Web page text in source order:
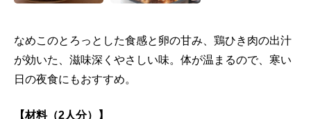
なめこのとろっとした食感と卵の甘み、鶏ひき肉の出汁
が効いた、滋味深くやさしい味。体が温まるので、寒い
日の夜食にもおすすめ。
【材料（2人分）】